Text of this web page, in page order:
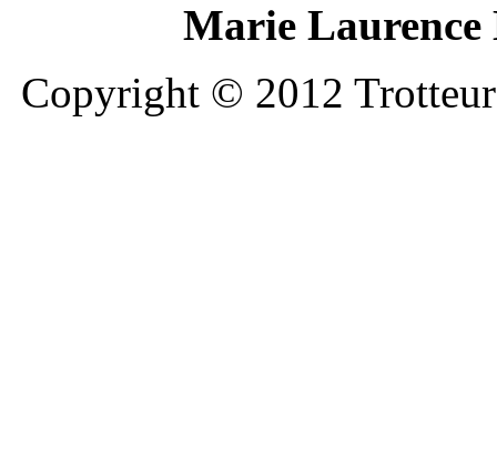
Marie Laurence
Copyright © 2012